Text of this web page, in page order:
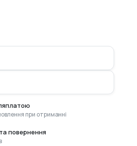
при отриманні
повернення